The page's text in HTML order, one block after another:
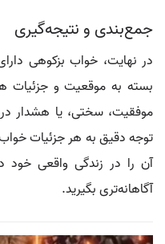
جمع‌بندی و نتیجه‌گیری
در نهایت، خواب بزکوهی
بسته به موقعیت و جزئیات
موفقیت، سختی، یا هشدار
توجه دقیق به هر جزئیات
آن را در زندگی واقعی
آگاهانه‌تری بگیرید.